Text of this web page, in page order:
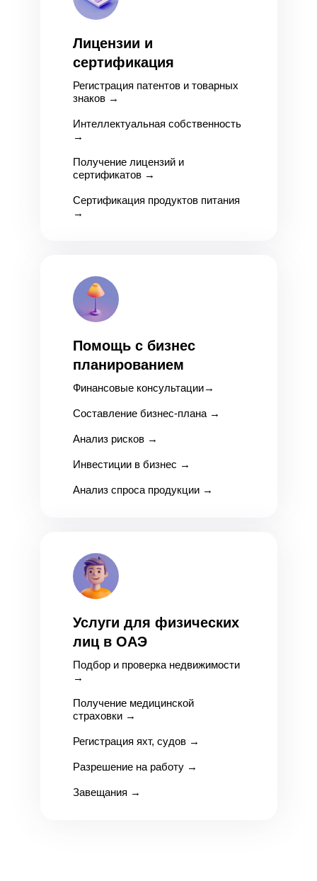
Лицензии и
сертификация
Регистрация патентов и товарных
знаков →
Интеллектуальная собственность
→
Получение лицензий и
сертификатов →
Сертификация продуктов питания
→
Помощь с бизнес
планированием
Финансовые консультации→
Составление бизнес-плана →
Анализ рисков →
Инвестиции в бизнес →
Анализ спроса продукции →
Услуги для физических
лиц в ОАЭ
Подбор и проверка недвижимости
→
Получение медицинской
страховки →
Регистрация яхт, судов →
Разрешение на работу →
Завещания →